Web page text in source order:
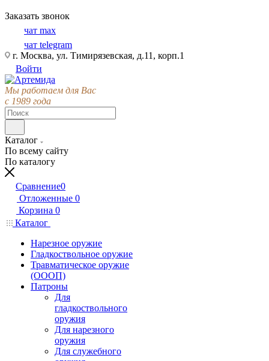
Заказать звонок
чат max
чат telegram
г. Москва, ул. Тимирязевская, д.11, корп.1
Войти
Мы работаем для Вас
с 1989 года
Каталог
По всему сайту
По каталогу
Сравнение0
Отложенные 0
Корзина 0
Каталог
Нарезное оружие
Гладкоствольное оружие
Травматическое оружие
(ОООП)
Патроны
Для
гладкоствольного
оружия
Для нарезного
оружия
Для служебного